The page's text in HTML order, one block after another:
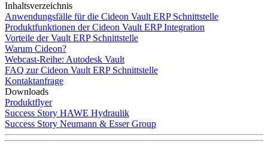
Inhaltsverzeichnis
Anwendungsfälle für die Cideon Vault ERP Schnittstelle
Produktfunktionen der Cideon Vault ERP Integration
Vorteile der Vault ERP Schnittstelle
Warum Cideon?
Webcast-Reihe: Autodesk Vault
FAQ zur Cideon Vault ERP Schnittstelle
Kontaktanfrage
Downloads
Produktflyer
Success Story HAWE Hydraulik
Success Story Neumann & Esser Group